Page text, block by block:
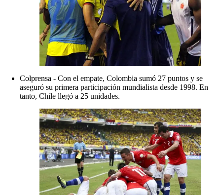
Colprensa - Con el empate, Colombia sumó 27 puntos y se
aseguró su primera participación mundialista desde 1998. En
tanto, Chile llegó a 25 unidades.